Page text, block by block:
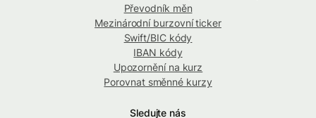
Převodník měn
Mezinárodní burzovní ticker
Swift/BIC kódy
IBAN kódy
Upozornění na kurz
Porovnat směnné kurzy
Sledujte nás